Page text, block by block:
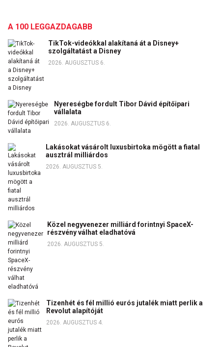
A 100 LEGGAZDAGABB
TikTok-videókkal alakítaná át a Disney+
szolgáltatást a Disney
2026. AUGUSZTUS 6.
Nyereségbe fordult Tibor Dávid építőipari
vállalata
2026. AUGUSZTUS 6.
Lakásokat vásárolt luxusbirtoka mögött a fiatal
ausztrál milliárdos
2026. AUGUSZTUS 5.
Közel negyvenezer milliárd forintnyi SpaceX-
részvény válhat eladhatóvá
2026. AUGUSZTUS 5.
Tizenhét és fél millió eurós jutalék miatt perlik a
Revolut alapítóját
2026. AUGUSZTUS 4.